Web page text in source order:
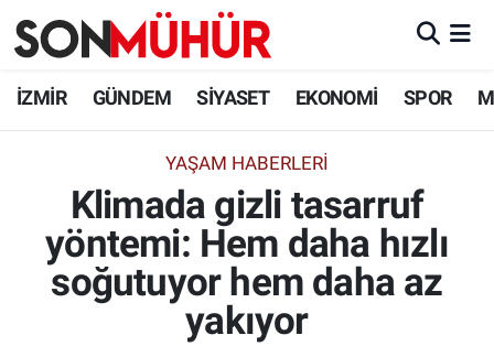
İZMİR GÜNDEM SİYASET EKONOMİ SPOR
YAŞAM HABERLERI
Klimada gizli tasarruf
yöntemi: Hem daha hızlı
soğutuyor hem daha az
yakıyor
İzmir Nöbetçi Eczaneler
İzmir Namaz Vakitleri
İzmir Trafik Yoğunluk Haritası
Süper Lig Puan Durumu ve Fikstür